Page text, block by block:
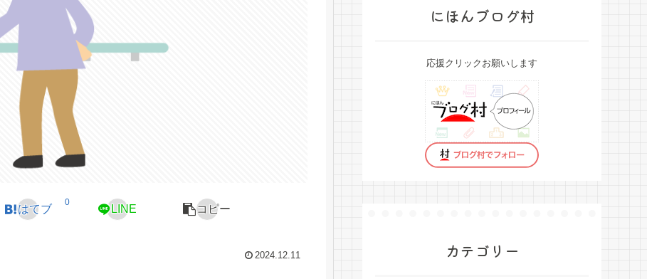
はてブ
0
LINE コピー
2024.12.11
にほんブログ村
応援クリックお願いします
カテゴリー